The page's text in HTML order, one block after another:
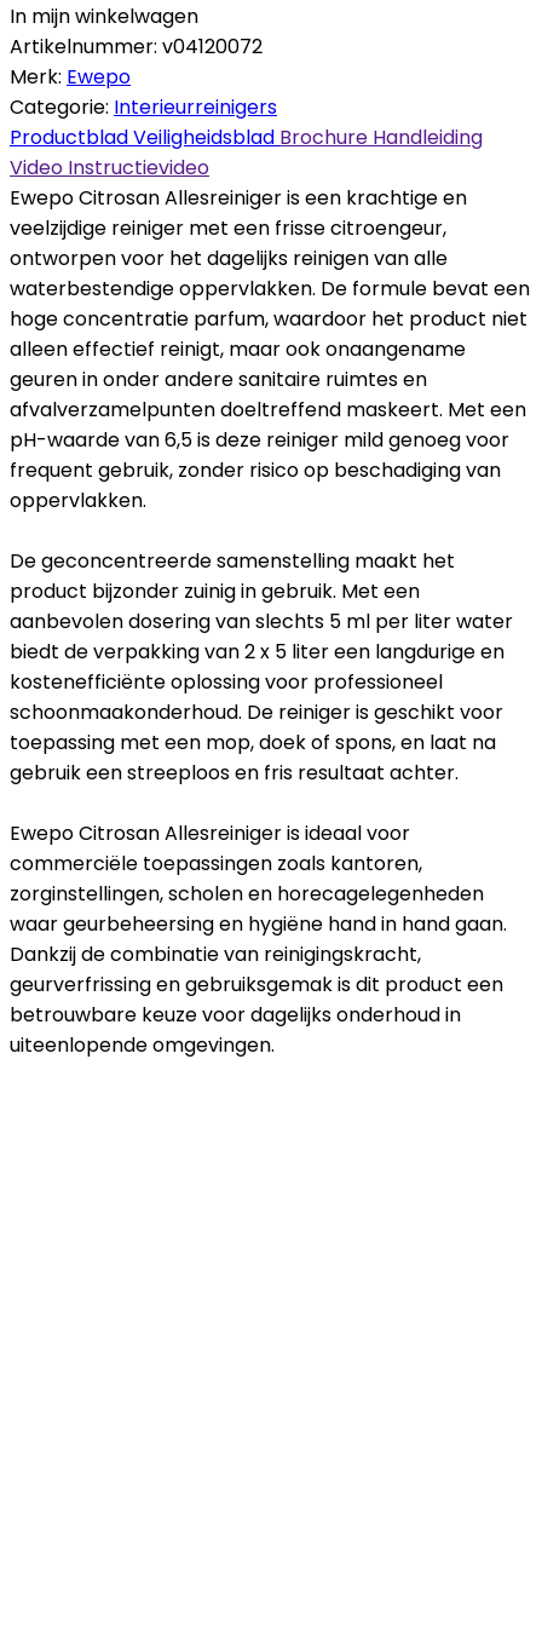
In mijn winkelwagen
Artikelnummer: v04120072
Merk: Ewepo
Categorie: Interieurreinigers
ProductbladVeiligheidsblad Brochure Handleiding
Video Instructievideo
Ewepo Citrosan Allesreiniger is een krachtige en
veelzijdige reiniger met een frisse citroengeur,
ontworpen voor het dagelijks reinigen van alle
waterbestendige oppervlakken. De formule bevat een
hoge concentratie parfum, waardoor het product niet
alleen effectief reinigt, maar ook onaangename
geuren in onder andere sanitaire ruimtes en
afvalverzamelpunten doeltreffend maskeert. Met een
pH-waarde van 6,5 is deze reiniger mild genoeg voor
frequent gebruik, zonder risico op beschadiging van
oppervlakken.
De geconcentreerde samenstelling maakt het
product bijzonder zuinig in gebruik. Met een
aanbevolen dosering van slechts 5 ml per liter water
biedt de verpakking van 2 x 5 liter een langdurige en
kostenefficiënte oplossing voor professioneel
schoonmaakonderhoud. De reiniger is geschikt voor
toepassing met een mop, doek of spons, en laat na
gebruik een streeploos en fris resultaat achter.
Ewepo Citrosan Allesreiniger is ideaal voor
commerciële toepassingen zoals kantoren,
zorginstellingen, scholen en horecagelegenheden
waar geurbeheersing en hygiëne hand in hand gaan.
Dankzij de combinatie van reinigingskracht,
geurverfrissing en gebruiksgemak is dit product een
betrouwbare keuze voor dagelijks onderhoud in
uiteenlopende omgevingen.